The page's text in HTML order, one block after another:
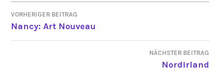
BEITRAGSNAVIGATION
VORHERIGER BEITRAG
Nancy: Art Nouveau
NÄCHSTER BEITRAG
Nordirland